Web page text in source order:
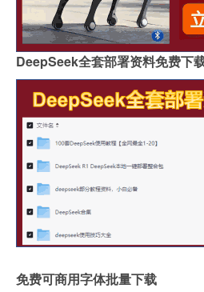
DeepSeek全套部署资料免费下
免费可商用字体批量下载